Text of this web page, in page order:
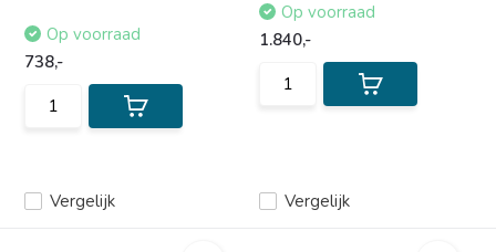
Vergelijk
Op voorraad
738,-
Vergelijk
Op voorraad
1.840,-